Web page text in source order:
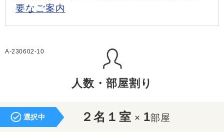
要なご案内
A-230602-10
人数・部屋割り
選択中 ２名１室 × 1部屋